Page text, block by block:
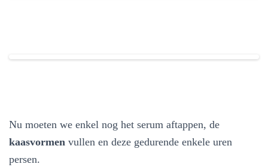
Nu moeten we enkel nog het serum aftappen, de
kaasvormen vullen en deze gedurende enkele uren
persen.